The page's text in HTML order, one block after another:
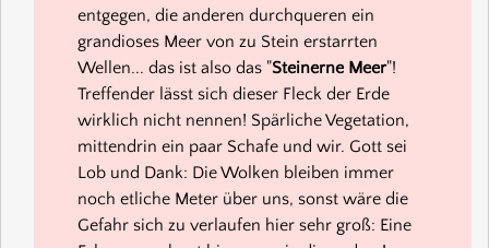
entgegen, die anderen durchqueren ein
grandioses Meer von zu Stein erstarrten
Wellen... das ist also das "Steinerne Meer"!
Treffender lässt sich dieser Fleck der Erde
wirklich nicht nennen! Spärliche Vegetation,
mittendrin ein paar Schafe und wir. Gott sei
Lob und Dank: Die Wolken bleiben immer
noch etliche Meter über uns, sonst wäre die
Gefahr sich zu verlaufen hier sehr groß: Eine